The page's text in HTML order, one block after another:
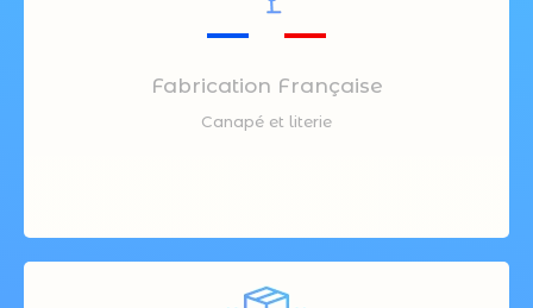
Fabrication Française
Canapé et literie